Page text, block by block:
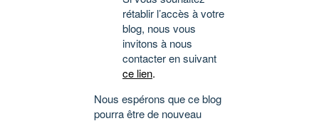
rétablir l’accès à votre
blog, nous vous
invitons à nous
contacter en suivant
ce lien.
Nous espérons que ce blog
pourra être de nouveau